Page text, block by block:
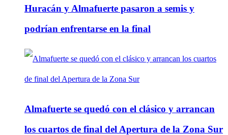
Huracán y Almafuerte pasaron a semis y
podrían enfrentarse en la final
Almafuerte se quedó con el clásico y arrancan
los cuartos de final del Apertura de la Zona Sur